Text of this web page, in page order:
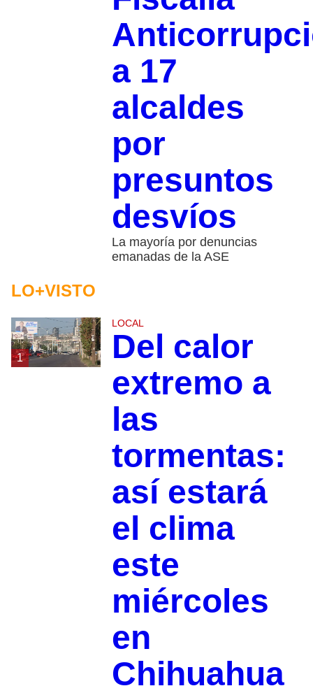
a 17
alcaldes
por
presuntos
desvíos
La mayoría por denuncias
emanadas de la ASE
LO+VISTO
1
LOCAL
Del calor
extremo a
las
tormentas:
así estará
el clima
este
miércoles
en
Chihuahua